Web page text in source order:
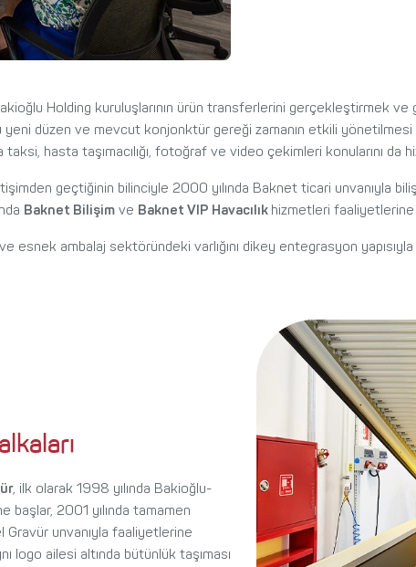
Holding kuruluşlarının ürün transferlerini gerçekleştirmek
düzen ve mevcut konjonktür gereği zamanın etkili yönetilmesi
hasta taşımacılığı, fotoğraf ve video çekimleri konularını da
geçtiğinin bilinciyle 2000 yılında Baknet ticari unvanıyla
Baknet Bilişim ve Baknet VIP Havacılık hizmetleri faaliyetlerine
ambalaj sektöründeki varlığını dikey entegrasyon
, ilk olarak 1998 yılında Bakioğlu-
başlar, 2001 yılında tamamen
unvanıyla faaliyetlerine
logo ailesi altında bütünlük taşıması